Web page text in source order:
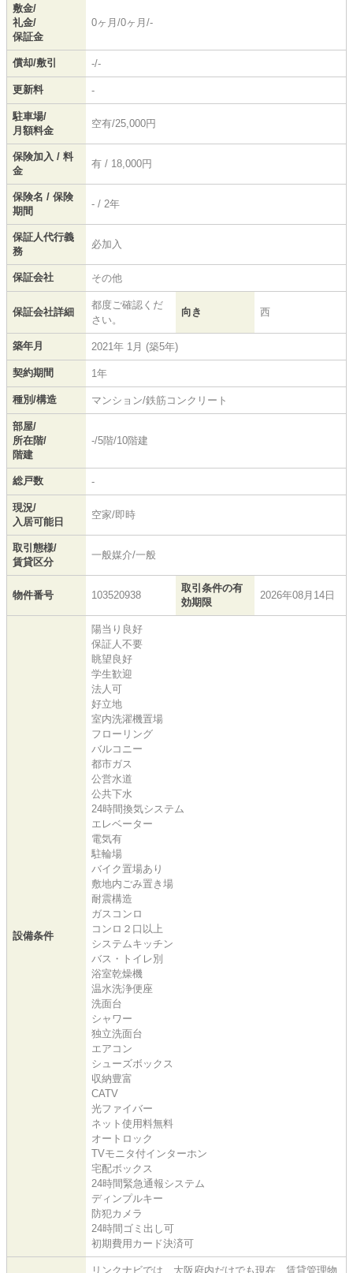
敷金/
礼金/
保証金
0ヶ月/0ヶ月/-
償却/敷引 -/-
更新料 -
駐車場/
月額料金
空有/25,000円
保険加入 / 料
金
有 / 18,000円
保険名 / 保険
期間
- / 2年
保証人代行義
務
必加入
保証会社 その他
保証会社詳細
都度ご確認くだ
さい。
向き 西
築年月 2021年 1月 (築5年)
契約期間 1年
種別/構造 マンション/鉄筋コンクリート
部屋/
所在階/
階建
-/5階/10階建
総戸数 -
現況/
入居可能日
空家/即時
取引態様/
賃貸区分
一般媒介/一般
物件番号 103520938
取引条件の有
効期限
2026年08月14日
設備条件
陽当り良好
保証人不要
眺望良好
学生歓迎
法人可
好立地
室内洗濯機置場
フローリング
バルコニー
都市ガス
公営水道
公共下水
24時間換気システム
エレベーター
電気有
駐輪場
バイク置場あり
敷地内ごみ置き場
耐震構造
ガスコンロ
コンロ２口以上
システムキッチン
バス・トイレ別
浴室乾燥機
温水洗浄便座
洗面台
シャワー
独立洗面台
エアコン
シューズボックス
収納豊富
CATV
光ファイバー
ネット使用料無料
オートロック
TVモニタ付インターホン
宅配ボックス
24時間緊急通報システム
ディンプルキー
防犯カメラ
24時間ゴミ出し可
初期費用カード決済可
リンクナビでは、大阪府内だけでも現在、賃貸管理物